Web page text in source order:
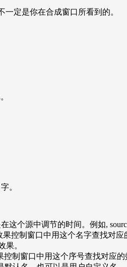
一定是你在合成窗口所看到的。
。
这个源中调节的时间。例如,
果控制窗口中用这个名字查找
果。
制窗口中用这个序号查找对应